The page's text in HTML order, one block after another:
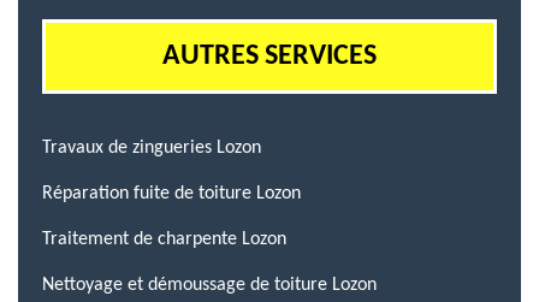
AUTRES SERVICES
Travaux de zingueries Lozon
Réparation fuite de toiture Lozon
Traitement de charpente Lozon
Nettoyage et démoussage de toiture Lozon